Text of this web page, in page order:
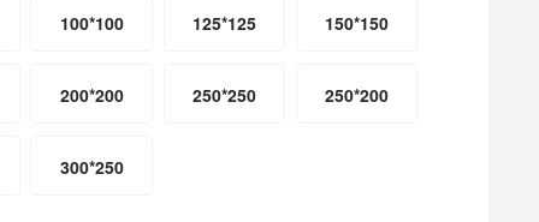
100*100 125*125 150*150
200*200 250*250 250*200
300*250